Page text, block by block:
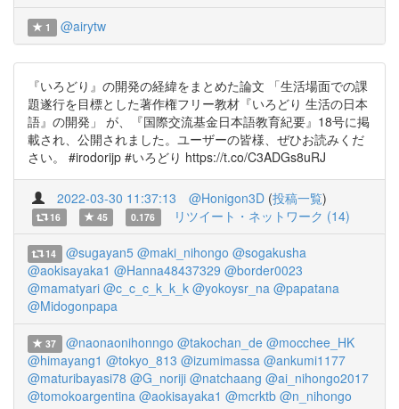
1 @airytw
『いろどり』の開発の経緯をまとめた論文 「生活場面での課
題遂行を目標とした著作権フリー教材『いろどり 生活の日本
語』の開発」 が、『国際交流基金日本語教育紀要』18号に掲
載され、公開されました。ユーザーの皆様、ぜひお読みくだ
さい。 #irodorijp #いろどり https://t.co/C3ADGs8uRJ
2022-03-30 11:37:13 @Honigon3D (投稿一覧)
16 45 0.176 リツイート・ネットワーク (14)
14 @sugayan5 @maki_nihongo @sogakusha
@aokisayaka1 @Hanna48437329 @border0023
@mamatyari @c_c_c_k_k_k @yokoysr_na @papatana
@Midogonpapa
37 @naonaonihonngo @takochan_de @mocchee_HK
@himayang1 @tokyo_813 @izumimassa @ankumi1177
@maturibayasi78 @G_noriji @natchaang @ai_nihongo2017
@tomokoargentina @aokisayaka1 @mcrktb @n_nihongo